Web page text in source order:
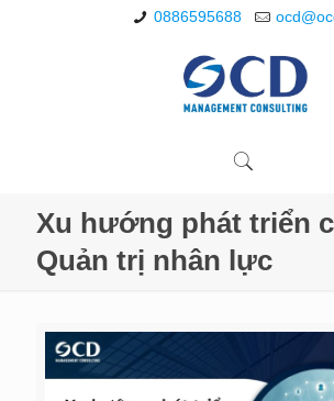
0886595688
Xu hướng phát triển
Quản trị nhân lực